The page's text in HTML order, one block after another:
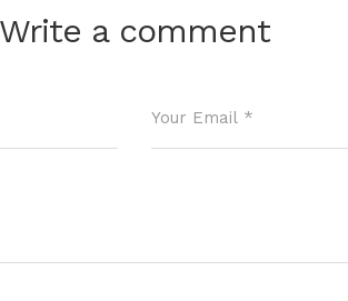
Write a comment